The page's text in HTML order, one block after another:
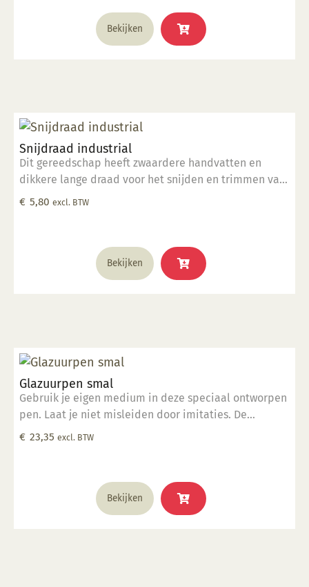
Bekijken
Snijdraad industrial
Dit gereedschap heeft zwaardere handvatten en
dikkere lange draad voor het snijden en trimmen van
grote kleimassa's. komt in een hitte verzegelde
€ 5,80 excl. BTW
Bekijken
Glazuurpen smal
Gebruik je eigen medium in deze speciaal ontworpen
pen. Laat je niet misleiden door imitaties. De
ingenieurs van Kemper hebben deze tool ontworpen
vormen van keramiek. Elke pen wordt geleverd met
steelreiniger om de menuetpunt schoon te maken.
Met de Glazuurpen Smal kunt u extra dunne, fijne
€ 23,35 excl. BTW
Bekijken